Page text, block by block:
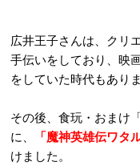
広井王子さんは、クリ
手伝いをしており、映
をしていた時代もあり
その後、食玩・おまけ
に、
「魔神英雄伝ワタ
けました。